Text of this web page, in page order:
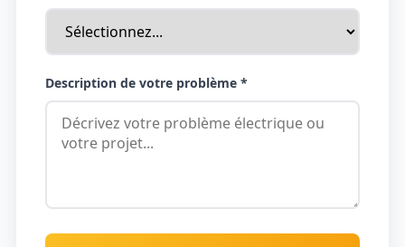
Description de votre problème *